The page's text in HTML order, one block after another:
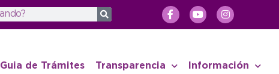
Guia de Trámites Transparencia Información